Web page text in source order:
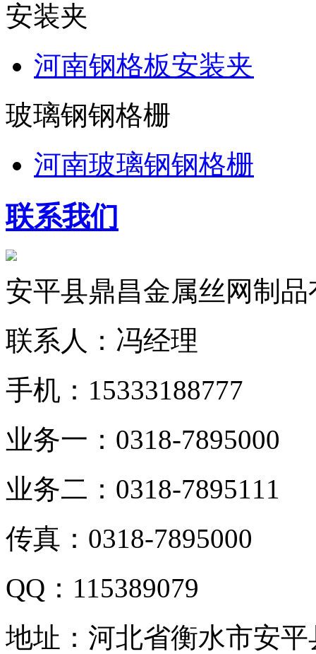
安装夹
河南钢格板安装夹
玻璃钢钢格栅
河南玻璃钢钢格栅
联系我们
安平县鼎昌金属丝网制
联系人：冯经理
手机：15333188777
业务一：0318-7895000
业务二：0318-7895111
传真：0318-7895000
QQ：115389079
地址：河北省衡水市安